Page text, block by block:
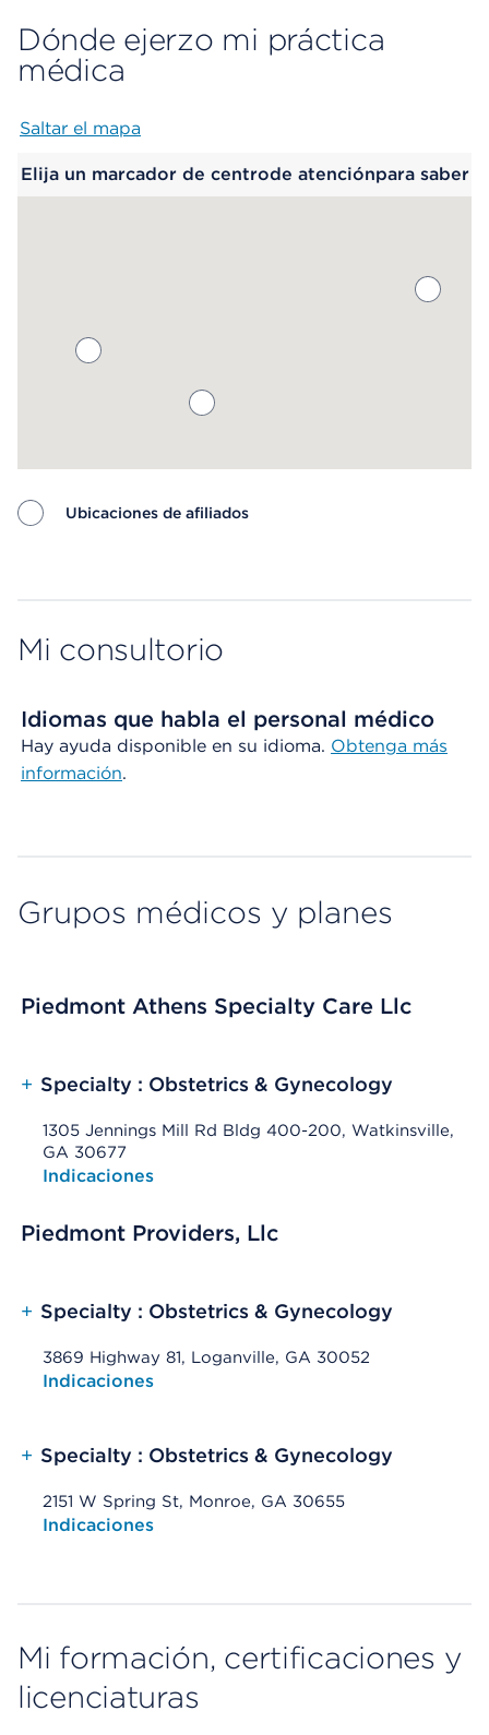
Dónde ejerzo mi práctica
médica
Saltar el mapa
Elija un marcador de centrode atenciónpara saber
Ubicaciones de afiliados
Mi consultorio
Idiomas que habla el personal médico
Hay ayuda disponible en su idioma. Obtenga más
información.
Grupos médicos y planes
Piedmont Athens Specialty Care Llc
+ Specialty : Obstetrics & Gynecology
1305 Jennings Mill Rd Bldg 400-200, Watkinsville,
GA 30677
Opens native map application on mobile devices
Indicaciones
Piedmont Providers, Llc
+ Specialty : Obstetrics & Gynecology
3869 Highway 81, Loganville, GA 30052
Opens native map application on mobile devices
Indicaciones
+ Specialty : Obstetrics & Gynecology
2151 W Spring St, Monroe, GA 30655
Opens native map application on mobile devices
Indicaciones
Mi formación, certificaciones y
licenciaturas